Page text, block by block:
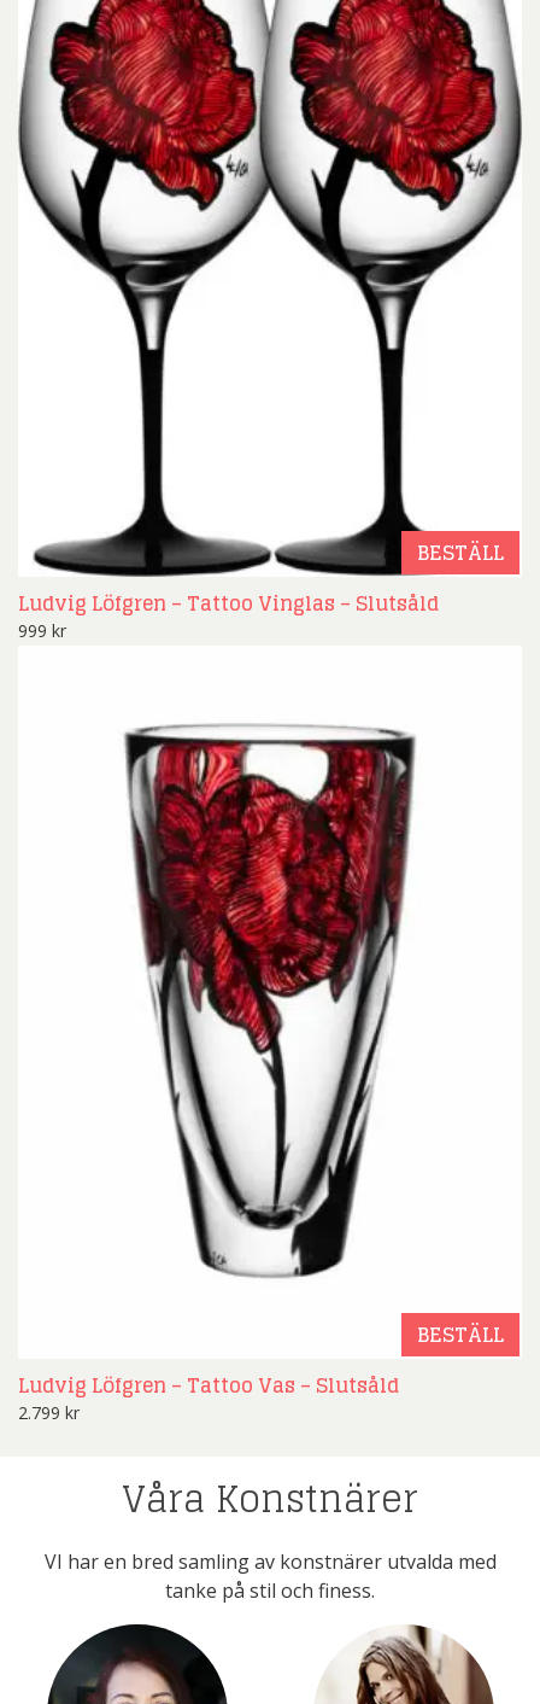
BESTÄLL
Ludvig Löfgren – Tattoo Vinglas – Slutsåld
999 kr
BESTÄLL
Ludvig Löfgren – Tattoo Vas – Slutsåld
2.799 kr
Våra Konstnärer
VI har en bred samling av konstnärer utvalda med
tanke på stil och finess.